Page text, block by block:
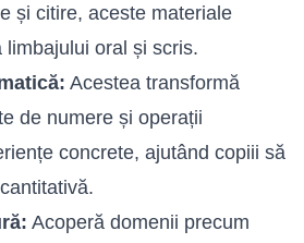
și citire, aceste materiale
oral și scris.
Acestea transformă
de numere și operații
concrete, ajutând copiii să
Acoperă domenii precum